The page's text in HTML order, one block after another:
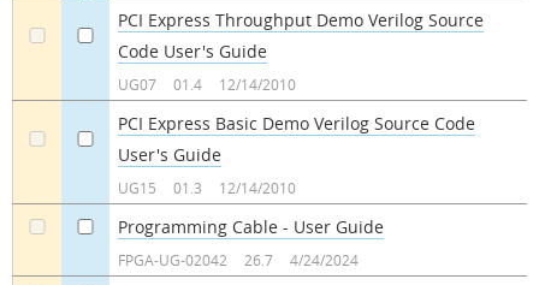
PCI Express Throughput Demo Verilog Source
Code User's Guide
UG07 01.4 12/14/2010
PCI Express Basic Demo Verilog Source Code
User's Guide
UG15 01.3 12/14/2010
Programming Cable - User Guide
FPGA-UG-02042 26.7 4/24/2024